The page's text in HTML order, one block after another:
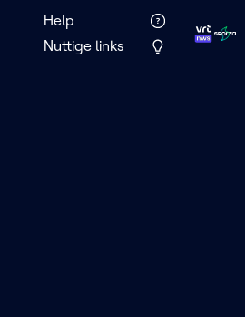
Help
Nuttige links